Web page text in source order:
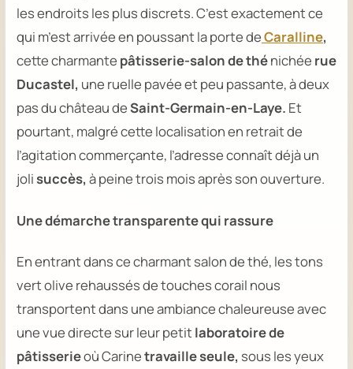
les endroits les plus discrets. C’est exactement ce
qui m’est arrivée en poussant la porte deCaralline,
cette charmante pâtisserie-salon de thénichée rue
Ducastel, une ruelle pavée et peu passante, à deux
pas du château deSaint-Germain-en-Laye. Et
pourtant, malgré cette localisation en retrait de
l’agitation commerçante, l’adresse connaît déjà un
jolisuccès, à peine trois mois après son ouverture.
Une démarche transparente qui rassure
En entrant dans ce charmant salon de thé, les tons
vert olive rehaussés de touches corail nous
transportent dans une ambiance chaleureuse avec
une vue directe sur leur petit laboratoire de
pâtisserieoù Carinetravaille seule, sous les yeux